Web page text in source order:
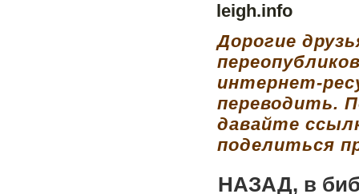
leigh.info
Дорогие
интернет-
переводить.
давайте
поделиться
НАЗАД, в